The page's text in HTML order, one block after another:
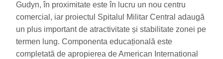
Gudyn, în proximitate este în lucru un nou centru
comercial, iar proiectul Spitalul Militar Central adaugă
un plus important de atractivitate și stabilitate zonei pe
termen lung. Componenta educațională este
completată de apropierea de American International